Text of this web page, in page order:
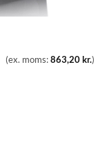
(ex. moms:863,20kr.)